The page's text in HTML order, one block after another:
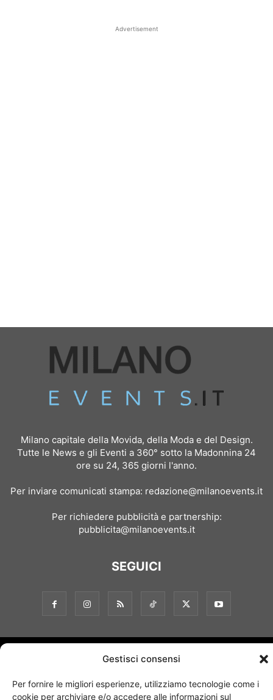
Gestisci consensi
Per fornire le migliori esperienze, utilizziamo tecnologie come i
cookie per archiviare e/o accedere alle informazioni sul
Advertisement
Milano capitale della Movida, della Moda e del Design.
Tutte le News e gli Eventi a 360° sotto la Madonnina 24
ore su 24, 365 giorni l'anno.
Per inviare comunicati stampa: redazione@milanoevents.it
Per richiedere pubblicità e partnership:
pubblicita@milanoevents.it
SEGUICI
I Nostri Clienti Contattaci